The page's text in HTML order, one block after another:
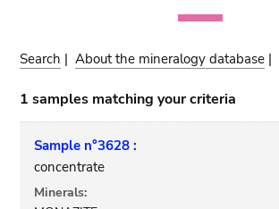
Search |About the mineralogy database |
1 samples matching your criteria
Sample n°3628 :
concentrate
Minerals: